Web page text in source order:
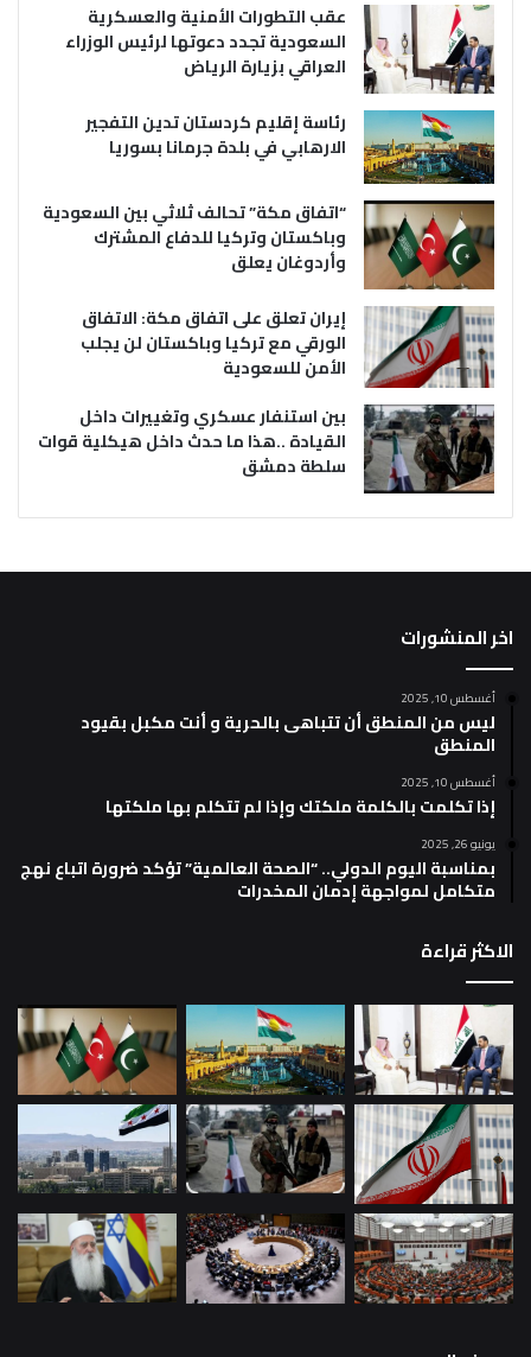
عقب التطورات الأمنية والعسكرية
السعودية تجدد دعوتها لرئيس الوزراء
العراقي بزيارة الرياض
رئاسة إقليم كردستان تدين التفجير
الارهابي في بلدة جرمانا بسوريا
“اتفاق مكة” تحالف ثلاثي بين السعودية
وباكستان وتركيا للدفاع المشترك
وأردوغان يعلق
إيران تعلق على اتفاق مكة: الاتفاق
الورقي مع تركيا وباكستان لن يجلب
الأمن للسعودية
بين استنفار عسكري وتغييرات داخل
القيادة ..هذا ما حدث داخل هيكلية قوات
سلطة دمشق
اخر المنشورات
أغسطس 10, 2025
ليس من المنطق أن تتباهى بالحرية و أنت مكبل بقيود
المنطق
أغسطس 10, 2025
إذا تكلمت بالكلمة ملكتك وإذا لم تتكلم بها ملكتها
يونيو 26, 2025
بمناسبة اليوم الدولي.. “الصحة العالمية” تؤكد ضرورة اتباع نهج
متكامل لمواجهة إدمان المخدرات
الاكثر قراءة